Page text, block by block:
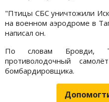
"Птицы СБС уничтожили
на военном аэродроме в
написал он.
По словам Бровди,
противолодочный
бомбардировщика.